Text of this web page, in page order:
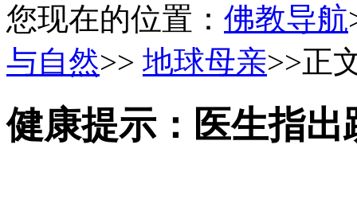
您现在的位置： 佛教导航
与自然>> 地球母亲>>正
健康提示：医生指